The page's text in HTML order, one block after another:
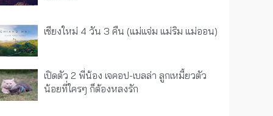
เชียงใหม่ 4 วัน 3 คืน (แม่แจ่ม แม่ริม แม่ออน)
เปิดตัว 2 พี่น้อง เจคอป-เบลล่า ลูกเหมี้ยวตัว
น้อยที่ใครๆ ก็ต้องหลงรัก